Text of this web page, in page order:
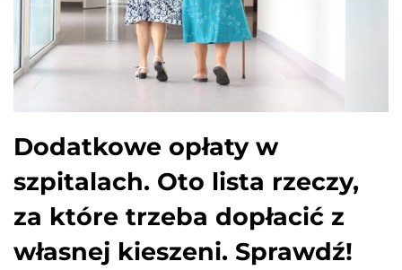
Dodatkowe opłaty w
szpitalach. Oto lista rzeczy,
za które trzeba dopłacić z
własnej kieszeni. Sprawdź!